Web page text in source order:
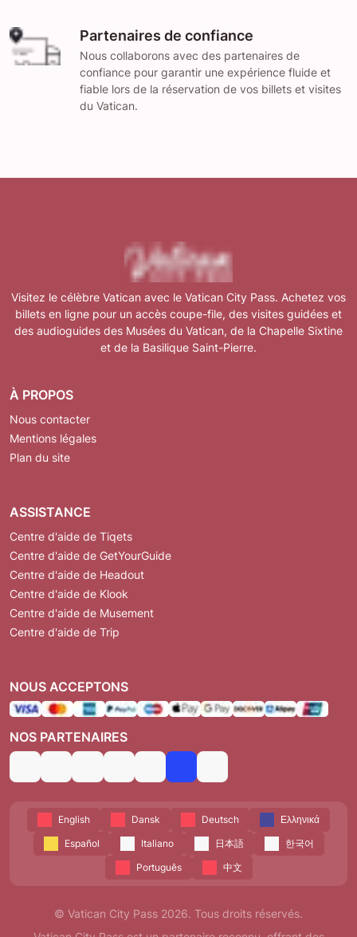
Partenaires de confiance
Nous collaborons avec des partenaires de
confiance pour garantir une expérience fluide et
fiable lors de la réservation de vos billets et visites
du Vatican.
Visitez le célèbre Vatican avec le Vatican City Pass. Achetez vos
billets en ligne pour un accès coupe-file, des visites guidées et
des audioguides des Musées du Vatican, de la Chapelle Sixtine
et de la Basilique Saint-Pierre.
À PROPOS
Nous contacter
Mentions légales
Plan du site
ASSISTANCE
Centre d'aide de Tiqets
Centre d'aide de GetYourGuide
Centre d'aide de Headout
Centre d'aide de Klook
Centre d'aide de Musement
Centre d'aide de Trip
NOUS ACCEPTONS
NOS PARTENAIRES
English Dansk Deutsch
Ελληνικά
Español
Italiano 日本語
한국어
Português
中文
© Vatican City Pass 2026. Tous droits réservés.